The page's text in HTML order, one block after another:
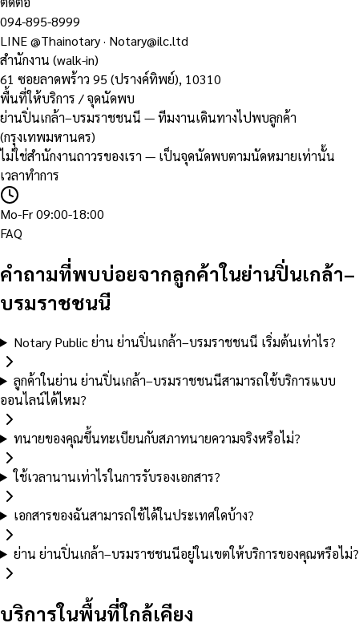
094-895-8999
LINE@Thainotary· Notary@ilc.ltd
สำนักงาน (walk-in)
61 ซอยลาดพร้าว 95 (ปรางค์ทิพย์), 10310
พื้นที่ให้บริการ / จุดนัดพบ
ย่านปิ่นเกล้า–บรมราชชนนี — ทีมงานเดินทางไปพบลูกค้า
(กรุงเทพมหานคร)
ไม่ใช่สำนักงานถาวรของเรา — เป็นจุดนัดพบตามนัดหมายเท่านั้น
เวลาทำการ
Mo-Fr 09:00-18:00
FAQ
คำถามที่พบบ่อยจากลูกค้าในย่านปิ่นเกล้า–
บรมราชชนนี
Notary Public ย่าน ย่านปิ่นเกล้า–บรมราชชนนี เริ่มต้นเท่าไร?
ลูกค้าในย่าน ย่านปิ่นเกล้า–บรมราชชนนีสามารถใช้บริการแบบ
ออนไลน์ได้ไหม?
ทนายของคุณขึ้นทะเบียนกับสภาทนายความจริงหรือไม่?
ใช้เวลานานเท่าไรในการรับรองเอกสาร?
เอกสารของฉันสามารถใช้ได้ในประเทศใดบ้าง?
ย่าน ย่านปิ่นเกล้า–บรมราชชนนีอยู่ในเขตให้บริการของคุณหรือไม่?
บริการในพื้นที่ใกล้เคียง